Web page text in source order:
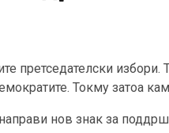
претседателски
Токму затоа
нов знак за